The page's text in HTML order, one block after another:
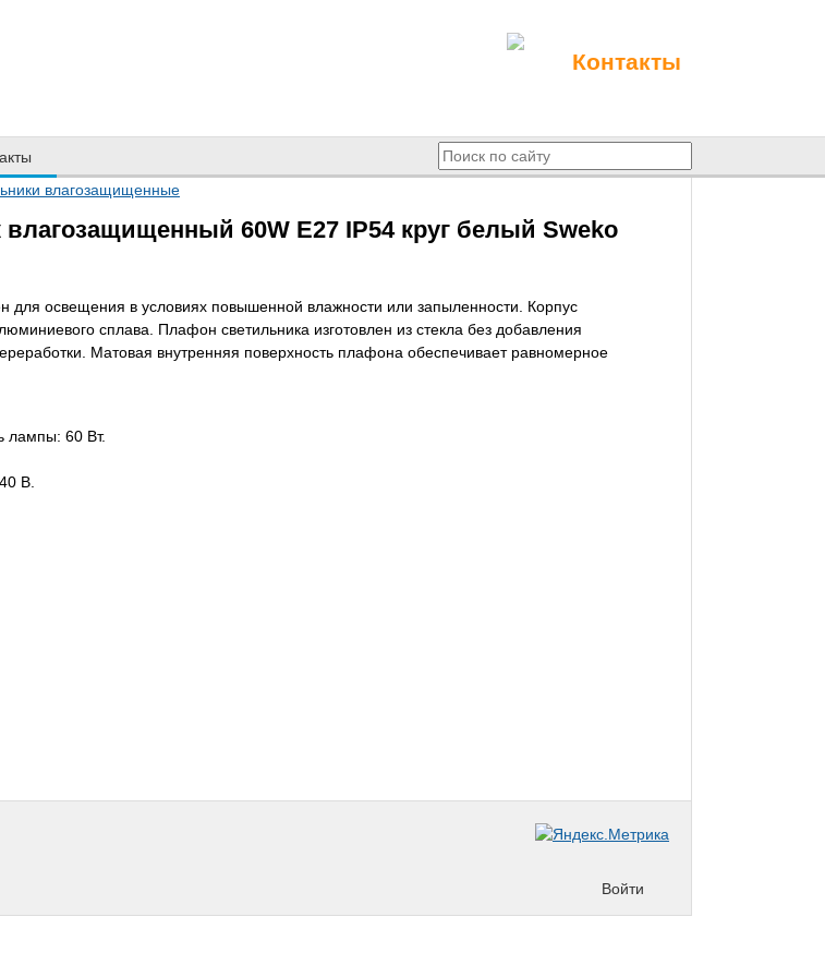
Контакты
влагозащищенные
60W E27 IP54 круг белый Sweko
для освещения в условиях повышенной влажности или запыленности. Корпус
сплава. Плафон светильника изготовлен из стекла без добавления
Матовая внутренняя поверхность плафона обеспечивает равномерное
лампы: 60 Вт.
В.
Войти